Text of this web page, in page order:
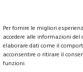
Per fornire le migliori
accedere alle informazioni
elaborare dati come il
acconsentire o ritirare il
funzioni.
gli altri